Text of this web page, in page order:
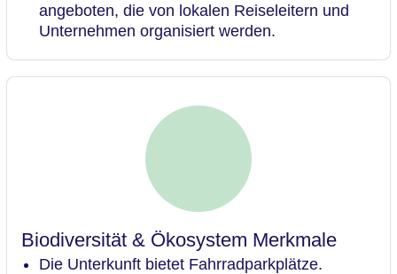
angeboten, die von lokalen Reiseleitern und
Unternehmen organisiert werden.
Biodiversität & Ökosystem Merkmale
Die Unterkunft bietet Fahrradparkplätze.